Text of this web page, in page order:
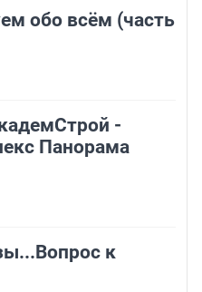
обо всём (часть
-
Панорама
к